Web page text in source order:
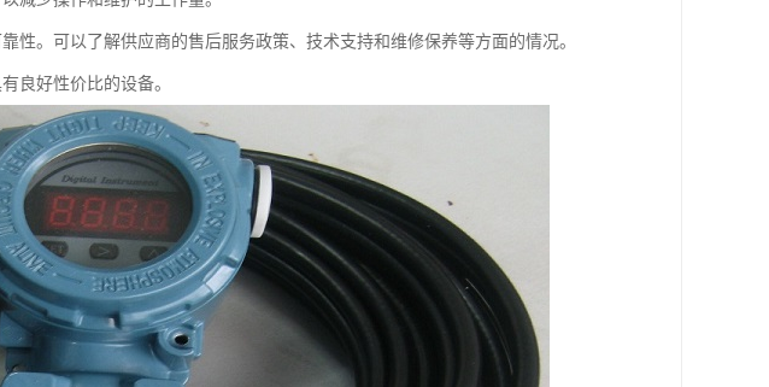
性。可以了解供应商的售后服务政策、技术支持和维修保养等方面的情况。
良好性价比的设备。